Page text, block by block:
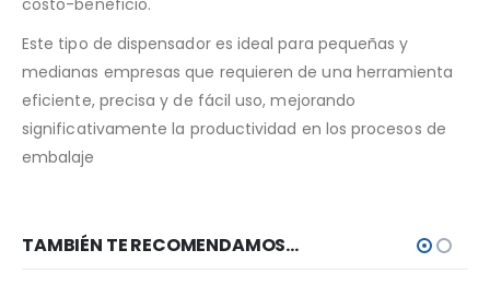
Este tipo de dispensador es ideal para pequeñas y
medianas empresas que requieren de una herramienta
eficiente, precisa y de fácil uso, mejorando
significativamente la productividad en los procesos de
embalaje​
TAMBIÉN TE RECOMENDAMOS…